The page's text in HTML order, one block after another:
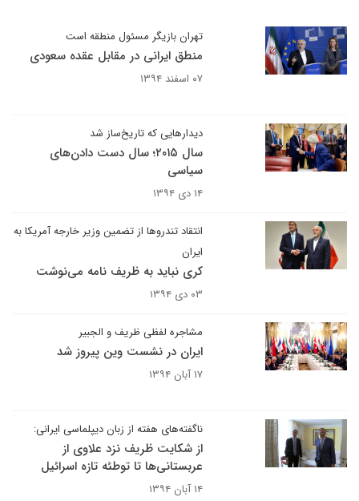
تهران بازیگر مسئول منطقه است
منطق ایرانی در مقابل عقده سعودی
۰۷ اسفند ۱۳۹۴
دیدارهایی که تاریخ‌ساز شد
سال ۲۰۱۵؛ سال دست دادن‌های
سیاسی
۱۴ دی ۱۳۹۴
انتقاد تندروها از تضمین وزیر خارجه آمریکا به
ایران
کری نباید به ظریف نامه می‌نوشت
۰۳ دی ۱۳۹۴
مشاجره لفظی ظریف و الجبیر
ایران در نشست وین پیروز شد
۱۷ آبان ۱۳۹۴
ناگفته‌های هفته از زبان دیپلماسی ایرانی:
از شکایت ظریف نزد علاوی از
عربستانی‌ها تا توطئه تازه اسرائیل
۱۴ آبان ۱۳۹۴